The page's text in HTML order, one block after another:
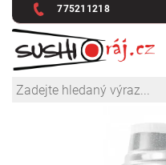
775211218